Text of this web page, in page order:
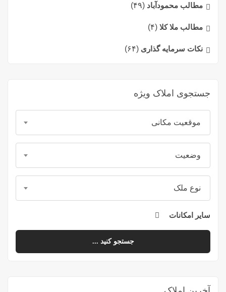
مطالب محمودآباد (۴۹)
مطالب ملا کلا (۴)
نکات سرمایه گذاری (۶۴)
جستجوی املاک ویژه
موقعیت مکانی
وضعیت
نوع ملک
سایر امکانات
جستجو کنید ...